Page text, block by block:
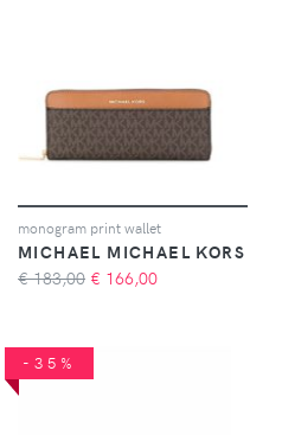
monogram print wallet
MICHAEL MICHAEL KORS
€ 183,00 € 166,00
-35%